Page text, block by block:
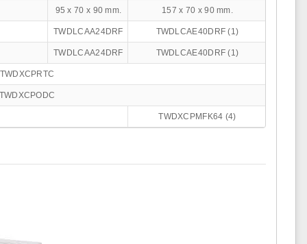
95 x 70 x 90 mm. 157 x 70 x 90 mm.
TWDLCAA24DRF TWDLCAE40DRF (1)
TWDLCAA24DRF TWDLCAE40DRF (1)
TWDXCPRTC
TWDXCPMFK64 (4)